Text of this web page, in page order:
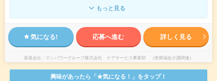
もっと見る
気になる! 応募へ進む 詳しく見る
派遣会社 マンパワーグループ株式会社 ケアサービス事業部 （医療福祉介護関連）
興味があったら「★気になる！」をタップ！